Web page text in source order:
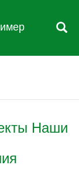
Наши